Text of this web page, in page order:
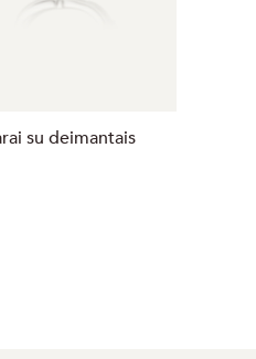
su deimantais